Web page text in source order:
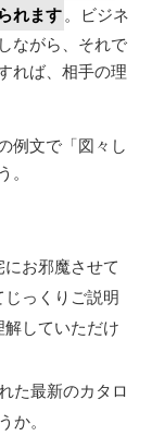
れます。ビジネ
ながら、それで
れば、相手の理
例文で「図々し
お邪魔させて
っくりご説明
していただけ
た最新のカタロ
。